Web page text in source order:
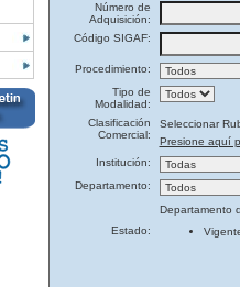
Número de
Adquisición:
Código SIGAF:
Procedimiento:
Tipo de
Modalidad:
Clasificación
Comercial:
Seleccionar
Presione aquí
Institución:
Departamento:
Departamento
Estado: